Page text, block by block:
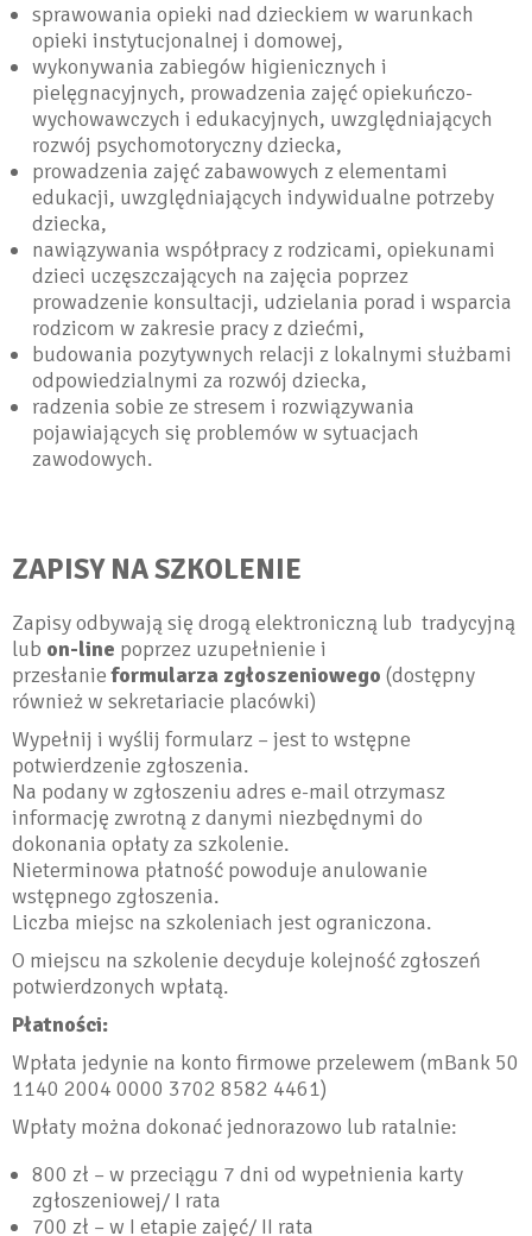
sprawowania opieki nad dzieckiem w warunkach
opieki instytucjonalnej i domowej,
wykonywania zabiegów higienicznych i
pielęgnacyjnych, prowadzenia zajęć opiekuńczo-
wychowawczych i edukacyjnych, uwzględniających
rozwój psychomotoryczny dziecka,
prowadzenia zajęć zabawowych z elementami
edukacji, uwzględniających indywidualne potrzeby
dziecka,
nawiązywania współpracy z rodzicami, opiekunami
dzieci uczęszczających na zajęcia poprzez
prowadzenie konsultacji, udzielania porad i wsparcia
rodzicom w zakresie pracy z dziećmi,
budowania pozytywnych relacji z lokalnymi służbami
odpowiedzialnymi za rozwój dziecka,
radzenia sobie ze stresem i rozwiązywania
pojawiających się problemów w sytuacjach
zawodowych.
ZAPISY NA SZKOLENIE
Zapisy odbywają się drogą elektroniczną lub tradycyjną
lub on-line poprzez uzupełnienie i
przesłanieformularza zgłoszeniowego (dostępny
również w sekretariacie placówki)
Wypełnij i wyślij formularz – jest to wstępne
potwierdzenie zgłoszenia.
Na podany w zgłoszeniu adres e-mail otrzymasz
informację zwrotną z danymi niezbędnymi do
dokonania opłaty za szkolenie.
Nieterminowa płatność powoduje anulowanie
wstępnego zgłoszenia.
Liczba miejsc na szkoleniach jest ograniczona.
O miejscu na szkolenie decyduje kolejność zgłoszeń
potwierdzonych wpłatą.
Płatności:
Wpłata jedynie na konto firmowe przelewem (mBank 50
1140 2004 0000 3702 8582 4461)
Wpłaty można dokonać jednorazowo lub ratalnie:
800 zł – w przeciągu 7 dni od wypełnienia karty
zgłoszeniowej/ I rata
700 zł – w I etapie zajęć/ II rata